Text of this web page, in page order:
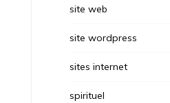
site web
site wordpress
sites internet
spirituel